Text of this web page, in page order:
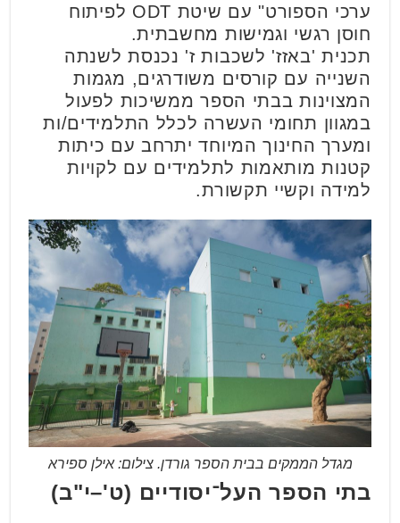
ערכי הספורט" עם שיטת ODT לפיתוח
חוסן רגשי וגמישות מחשבתית.
תכנית 'באזז' לשכבות ז' נכנסת לשנתה
השנייה עם קורסים משודרגים, מגמות
המצוינות בבתי הספר ממשיכות לפעול
במגוון תחומי העשרה לכלל התלמידים/ות
ומערך החינוך המיוחד יתרחב עם כיתות
קטנות מותאמות לתלמידים עם לקויות
למידה וקשיי תקשורת.
מגדל הממקים בבית הספר גורדן. צילום: אילן ספירא
בתי הספר העל־יסודיים (ט'–י"ב)